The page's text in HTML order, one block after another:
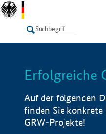
LISTE
Erfolgreiche
Auf der folgenden
finden Sie konkrete
GRW-Projekte!